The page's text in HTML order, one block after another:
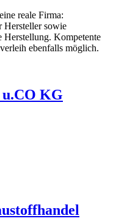
reale Firma:
Hersteller sowie
Herstellung. Kompetente
ebenfalls möglich.
u.CO KG